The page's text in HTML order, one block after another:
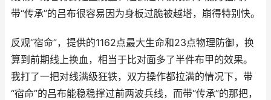
带“传承”的吕布很容易因为身板过脆被越塔，崩得特别快。
反观“宿命”，提供的1162点最大生命和23点物理防御，换
算到前期线上换血，相当于比对面多了半件布甲的效果。
我打了一把对线满级狂铁，双方操作都拉满的情况下，带
“宿命”的吕布能稳稳撑过前两波兵线，而带“传承”的那把，